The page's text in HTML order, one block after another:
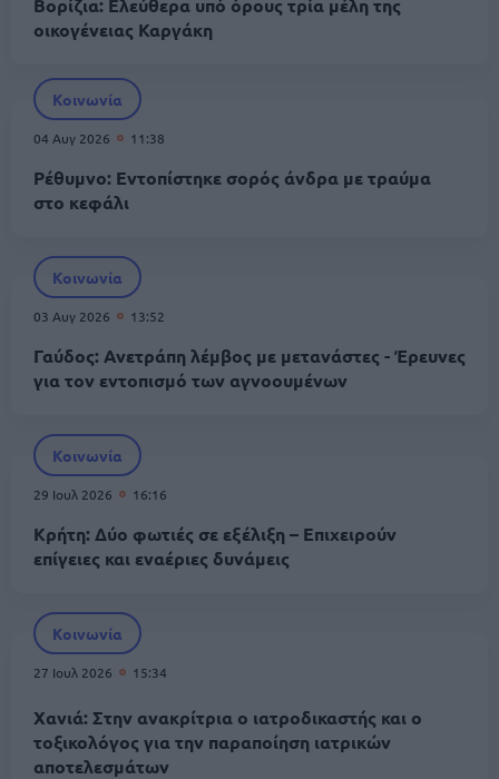
Βορίζια: Ελεύθερα υπό όρους τρία μέλη της
οικογένειας Καργάκη
Κοινωνία
04 Αυγ 2026 11:38
Ρέθυμνο: Εντοπίστηκε σορός άνδρα με τραύμα
στο κεφάλι
Κοινωνία
03 Αυγ 2026 13:52
Γαύδος: Ανετράπη λέμβος με μετανάστες - Έρευνες
για τον εντοπισμό των αγνοουμένων
Κοινωνία
29 Ιουλ 2026 16:16
Κρήτη: Δύο φωτιές σε εξέλιξη – Επιχειρούν
επίγειες και εναέριες δυνάμεις
Κοινωνία
27 Ιουλ 2026 15:34
Χανιά: Στην ανακρίτρια ο ιατροδικαστής και ο
τοξικολόγος για την παραποίηση ιατρικών
αποτελεσμάτων